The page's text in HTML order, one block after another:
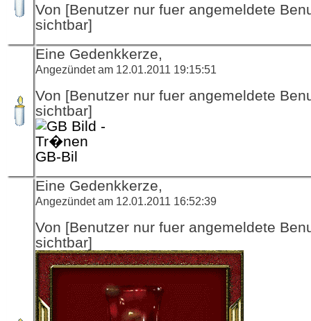
Von [Benutzer nur fuer angemeldete
sichtbar]
Eine Gedenkkerze,
Angezündet am 12.01.2011 19:15:51
Von [Benutzer nur fuer angemeldete
sichtbar]
GB-Bil
Eine Gedenkkerze,
Angezündet am 12.01.2011 16:52:39
Von [Benutzer nur fuer angemeldete
sichtbar]